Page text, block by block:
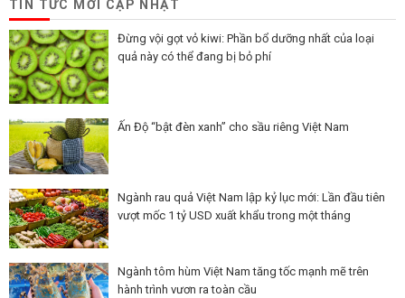
TIN TỨC MỚI CẬP NHẬT
Đừng vội gọt vỏ kiwi: Phần bổ dưỡng nhất của loại
quả này có thể đang bị bỏ phí
Ấn Độ “bật đèn xanh” cho sầu riêng Việt Nam
Ngành rau quả Việt Nam lập kỷ lục mới: Lần đầu tiên
vượt mốc 1 tỷ USD xuất khẩu trong một tháng
Ngành tôm hùm Việt Nam tăng tốc mạnh mẽ trên
hành trình vươn ra toàn cầu